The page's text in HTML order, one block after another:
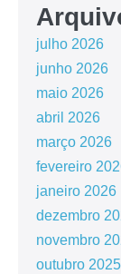
julho 2026
junho 2026
maio 2026
abril 2026
março 2026
fevereiro
janeiro 2026
dezembro
novembro
outubro 2025